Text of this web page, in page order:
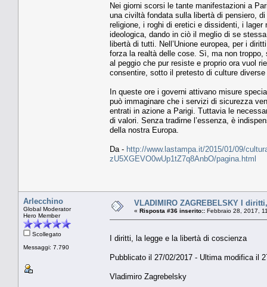
Nei giorni scorsi le tante manifestazioni a
una civiltà fondata sulla libertà di pensiero,
religione, i roghi di eretici e dissidenti, i lager
ideologica, dando in ciò il meglio di se
libertà di tutti. Nell’Unione europea, per i
forza la realtà delle cose. Sì, ma non
al peggio che pur resiste e proprio ora vuol
consentire, sotto il pretesto di culture
In queste ore i governi attivano misure
può immaginare che i servizi di sicurezza
entrati in azione a Parigi. Tuttavia le
di valori. Senza tradirne l’essenza, è
della nostra Europa.
Da - http://www.lastampa.it/2015/01/09/
zU5XGEVO0wUp1tZ7q8AnbO/pagina.html
Arlecchino
Global Moderator
Hero Member
Scollegato
Messaggi: 7.790
VLADIMIRO ZAGREBELSKY I
« Risposta #36 inserito:: Febbraio 28, 2017,
I diritti, la legge e la libertà di coscienza
Pubblicato il 27/02/2017 - Ultima modifica il
Vladimiro Zagrebelsky